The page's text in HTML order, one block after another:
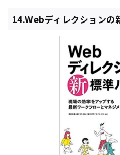
14.Webディレクションの